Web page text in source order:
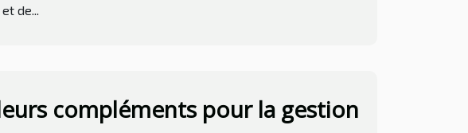
de...
compléments pour la gestion